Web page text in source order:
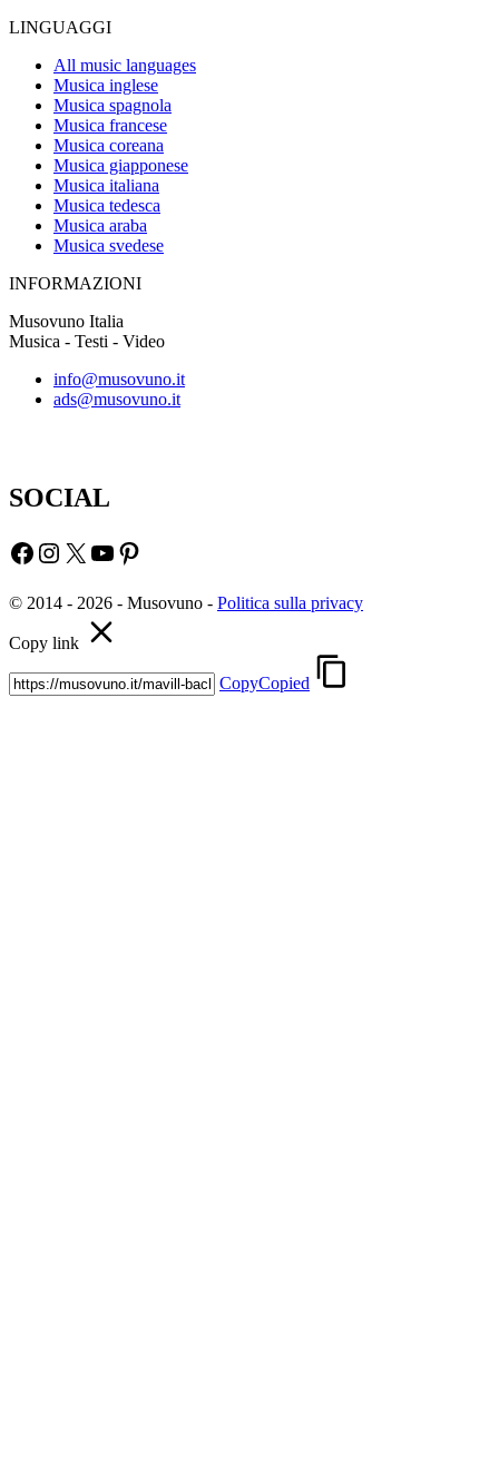
LINGUAGGI
All music languages
Musica inglese
Musica spagnola
Musica francese
Musica coreana
Musica giapponese
Musica italiana
Musica tedesca
Musica araba
Musica svedese
INFORMAZIONI
Musovuno Italia
Musica - Testi - Video
info@musovuno.it
ads@musovuno.it
SOCIAL
Facebook
Instagram
X YouTube
Pinterest
© 2014 - 2026 - Musovuno - Politica sulla privacy
Copy link
CopyCopied